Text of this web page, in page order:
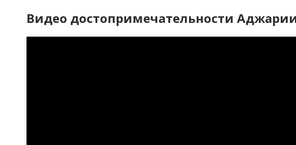
Видео достопримечательности